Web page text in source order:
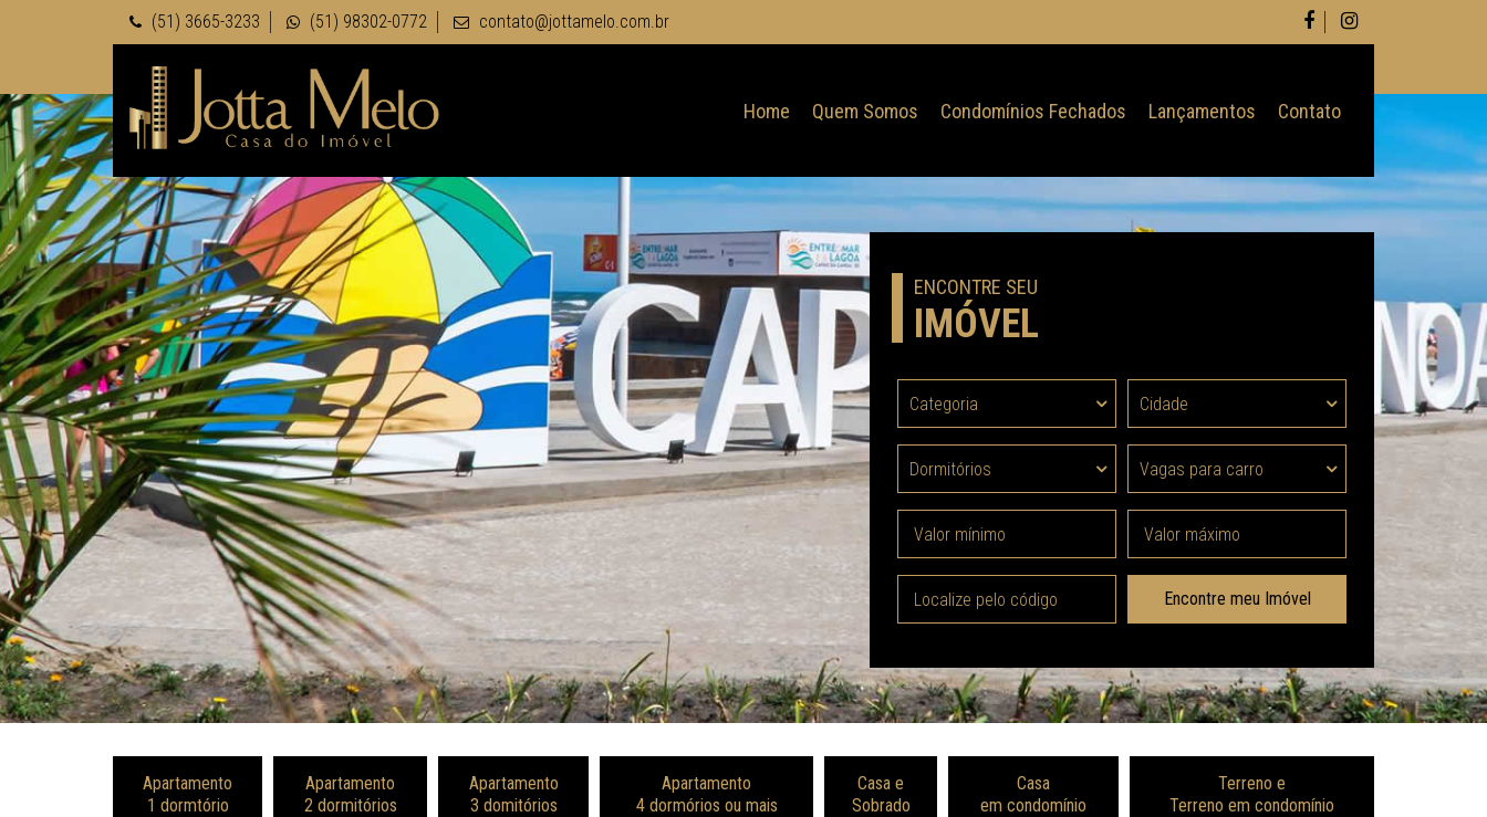
(51) 3665-3233 (51) 98302-0772 contato@jottamelo.com.br
Home Quem Somos Condomínios Fechados Lançamentos Contato
ENCONTRE SEU
IMÓVEL
Categoria Cidade
Dormitórios Vagas para carro
Encontre meu Imóvel
Apartamento
1 dormtório
Apartamento
2 dormitórios
Apartamento
3 domitórios
Apartamento
4 dormórios ou mais
Casa e
Sobrado
Casa
em condomínio
Terreno e
Terreno em condomínio